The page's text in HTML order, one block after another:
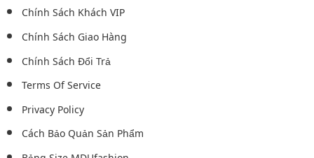
Chính Sách Khách VIP
Chính Sách Giao Hàng
Chính Sách Đổi Trả
Terms Of Service
Privacy Policy
Cách Bảo Quản Sản Phẩm